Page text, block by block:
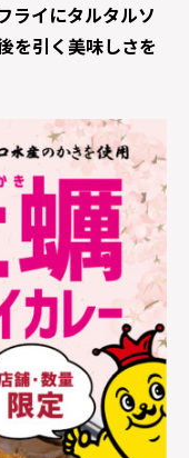
ライにタルタルソ
を引く美味しさを